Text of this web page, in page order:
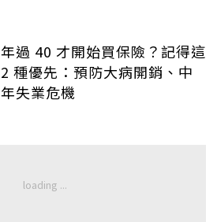
年過 40 才開始買保險？記得這
2 種優先：預防大病開銷、中
年失業危機